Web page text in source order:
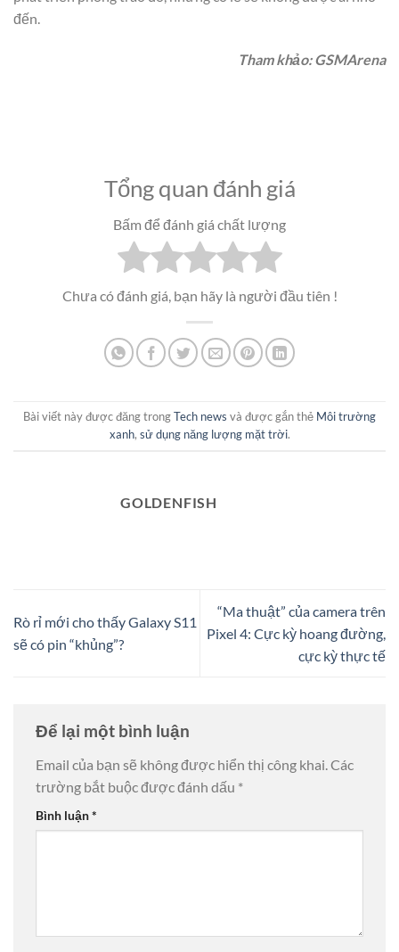
đến.
Tham khảo: GSMArena
Tổng quan đánh giá
Bấm để đánh giá chất lượng
Chưa có đánh giá, bạn hãy là người đầu tiên !
Bài viết này được đăng trongTech news và được gắn thẻ Môi trường
xanh, sử dụng năng lượng mặt trời.
GOLDENFISH
Rò rỉ mới cho thấy Galaxy S11
sẽ có pin “khủng”?
“Ma thuật” của camera trên
Pixel 4: Cực kỳ hoang đường,
cực kỳ thực tế
Để lại một bình luận
Email của bạn sẽ không được hiển thị công khai. Các
trường bắt buộc được đánh dấu *
Bình luận*